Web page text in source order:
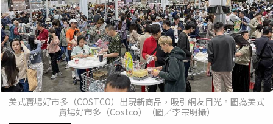
美式賣場好市多（COSTCO）出現新商品，吸引網友目光。圖為美式
賣場好市多（Costco）（圖／李宗明攝）